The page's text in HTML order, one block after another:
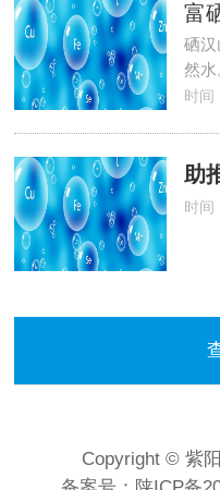
富
硒
然
时间
助
时间
Copyright © 紫